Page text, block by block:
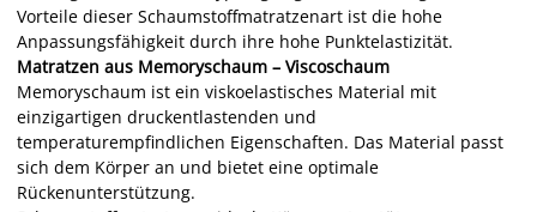
Vorteile dieser Schaumstoffmatratzenart ist die hohe
Anpassungsfähigkeit durch ihre hohe Punktelastizität.
Matratzen aus Memoryschaum – Viscoschaum
Memoryschaum ist ein viskoelastisches Material mit
einzigartigen druckentlastenden und
temperaturempfindlichen Eigenschaften. Das Material passt
sich dem Körper an und bietet eine optimale
Rückenunterstützung.